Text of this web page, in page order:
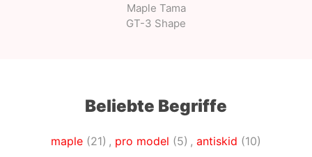
Maple Tama
GT-3 Shape
Beliebte Begriffe
maple (21) , pro model (5) , antiskid (10)